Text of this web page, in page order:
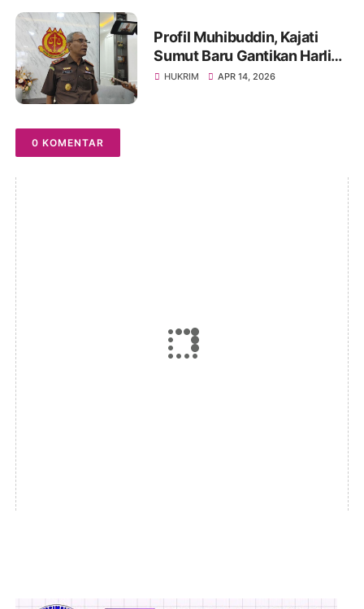
Profil Muhibuddin, Kajati
Sumut Baru Gantikan Harli
Siregar, Berpengalaman di
HUKRIM APR 14, 2026
0 KOMENTAR